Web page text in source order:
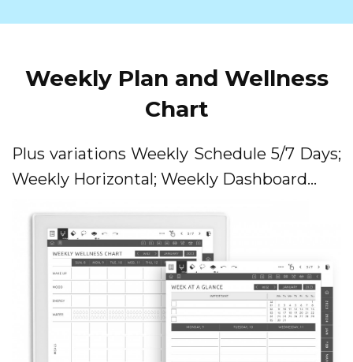
Weekly Plan and Wellness
Chart
Plus variations Weekly Schedule 5/7 Days;
Weekly Horizontal; Weekly Dashboard...